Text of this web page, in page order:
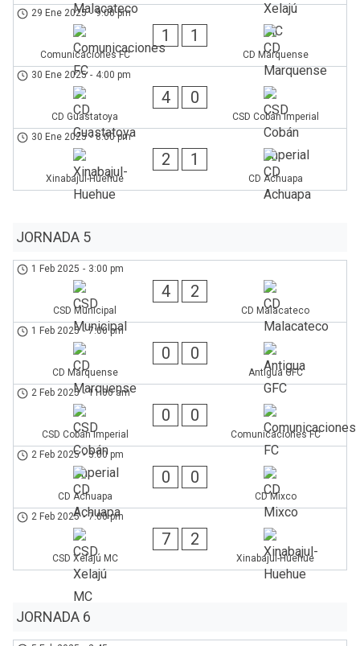
29 Ene 2025 - 9:00 pm
Comunicaciones FC
1 1
CD Marquense
30 Ene 2025 - 4:00 pm
CD Guastatoya
4 0
CSD Cobán Imperial
30 Ene 2025 - 8:00 pm
Xinabajul-Huehue
2 1
CD Achuapa
JORNADA 5
1 Feb 2025 - 3:00 pm
CSD Municipal
4 2
CD Malacateco
1 Feb 2025 - 7:00 pm
CD Marquense
0 0
Antigua GFC
2 Feb 2025 - 11:00 am
CSD Cobán Imperial
0 0
Comunicaciones FC
2 Feb 2025 - 3:00 pm
CD Achuapa
0 0
CD Mixco
2 Feb 2025 - 7:00 pm
CSD Xelajú MC
7 2
Xinabajul-Huehue
JORNADA 6